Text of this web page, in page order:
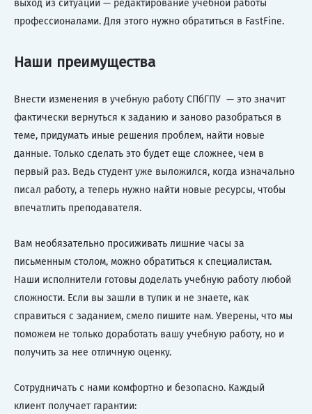
выход из ситуации — редактирование учебной работы
профессионалами. Для этого нужно обратиться в FastFine.
Наши преимущества
Внести изменения в учебную работу СПбГПУ — это значит
фактически вернуться к заданию и заново разобраться в
теме, придумать иные решения проблем, найти новые
данные. Только сделать это будет еще сложнее, чем в
первый раз. Ведь студент уже выложился, когда изначально
писал работу, а теперь нужно найти новые ресурсы, чтобы
впечатлить преподавателя.
Вам необязательно просиживать лишние часы за
письменным столом, можно обратиться к специалистам.
Наши исполнители готовы доделать учебную работу любой
сложности. Если вы зашли в тупик и не знаете, как
справиться с заданием, смело пишите нам. Уверены, что мы
поможем не только доработать вашу учебную работу, но и
получить за нее отличную оценку.
Сотрудничать с нами комфортно и безопасно. Каждый
клиент получает гарантии: